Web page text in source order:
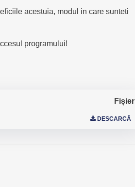
acestuia, modul in care sunteti
programului!
Fișier
DESCARCĂ